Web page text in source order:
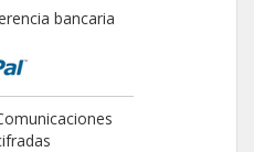
bancaria